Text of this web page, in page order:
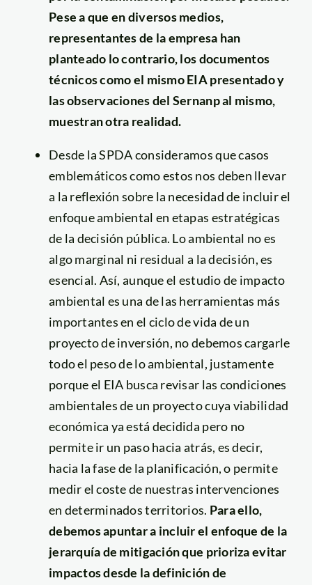
Pese a que en diversos medios,
representantes de la empresa han
planteado lo contrario, los documentos
técnicos como el mismo EIA presentado y
las observaciones del Sernanp al mismo,
muestran otra realidad.
Desde la SPDA consideramos que casos
emblemáticos como estos nos deben llevar
a la reflexión sobre la necesidad de incluir el
enfoque ambiental en etapas estratégicas
de la decisión pública. Lo ambiental no es
algo marginal ni residual a la decisión, es
esencial. Así, aunque el estudio de impacto
ambiental es una de las herramientas más
importantes en el ciclo de vida de un
proyecto de inversión, no debemos cargarle
todo el peso de lo ambiental, justamente
porque el EIA busca revisar las condiciones
ambientales de un proyecto cuya viabilidad
económica ya está decidida pero no
permite ir un paso hacia atrás, es decir,
hacia la fase de la planificación, o permite
medir el coste de nuestras intervenciones
en determinados territorios. Para ello,
debemos apuntar a incluir el enfoque de la
jerarquía de mitigación que prioriza evitar
impactos desde la definición de